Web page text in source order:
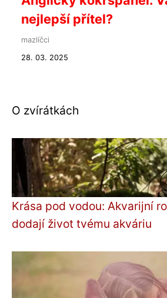
nejlepší přítel?
mazlíčci
28. 03. 2025
O zvírátkách
Krása pod vodou: Akvarijní
dodají život tvému akváriu